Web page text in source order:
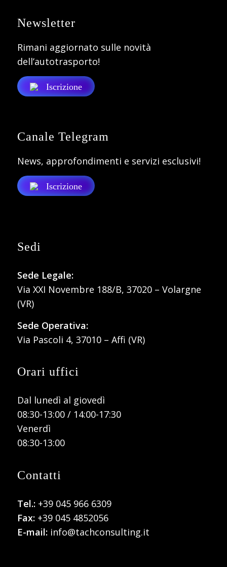
Newsletter
Rimani aggiornato sulle novità
dell’autotrasporto!
Iscrizione
Canale Telegram
News, approfondimenti e servizi esclusivi!
Iscrizione
Sedi
Sede Legale:
Via XXI Novembre 188/B, 37020 – Volargne
(VR)
Sede Operativa:
Via Pascoli 4, 37010 – Affi (VR)
Orari uffici
Dal lunedì al giovedì
08:30-13:00 / 14:00-17:30
Venerdì
08:30-13:00
Contatti
Tel.: +39 045 966 6309
Fax:+39 045 4852056
E-mail:info@tachconsulting.it